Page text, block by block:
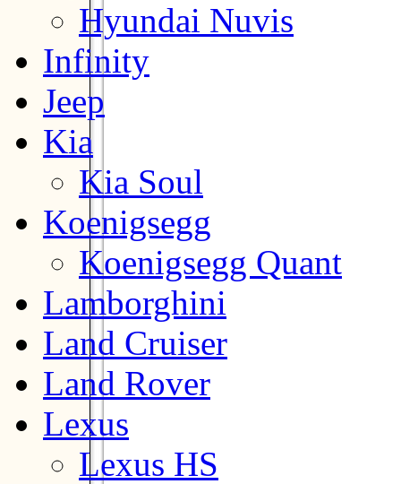
Hyundai Nuvis
Infinity
Jeep
Kia
Kia Soul
Koenigsegg
Koenigsegg Quant
Lamborghini
Land Cruiser
Land Rover
Lexus
Lexus HS